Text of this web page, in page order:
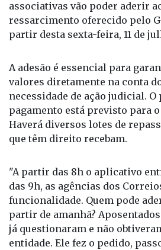
associativas vão poder aderir
ressarcimento oferecido pelo
partir desta sexta-feira, 11 de
A adesão é essencial para
valores diretamente na conta
necessidade de ação judicial.
pagamento está previsto para
Haverá diversos lotes de
que têm direito recebam.
"A partir das 8h o aplicativo
das 9h, as agências dos
funcionalidade. Quem pode
partir de amanhã?
já questionaram e não
entidade. Ele fez o pedido,